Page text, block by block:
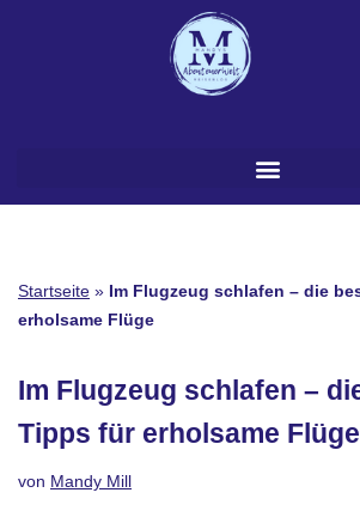
Startseite » Im Flugzeug schlafen – die
erholsame Flüge
Im Flugzeug schlafen –
Tipps für erholsame Flüge
von Mandy Mill